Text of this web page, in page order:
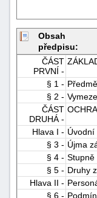
Obsah
předpisu:
ČÁST
PRVNÍ -
§ 1 -
§ 2 -
ČÁST
DRUHÁ -
Hlava I - Úvodní
§ 3 - Újma
§ 4 - Stupně
§ 5 - Druhy
Hlava II -
§ 6 -